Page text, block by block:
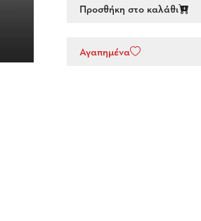
Προσθήκη στο καλάθι
Αγαπημένα